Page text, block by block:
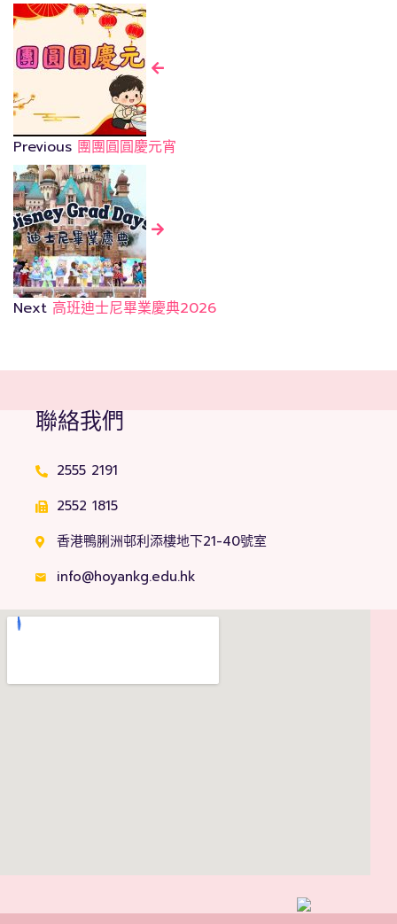
Previous 團團圓圓慶元宵
Next 高班迪士尼畢業慶典2026
聯絡我們
2555 2191
2552 1815
香港鴨脷洲邨利添樓地下21-40號室
info@hoyankg.edu.hk